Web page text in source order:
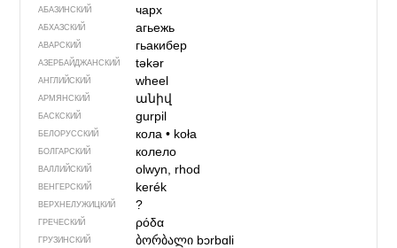
АБАЗИНСКИЙ чарх
АБХАЗСКИЙ агьежь
АВАРСКИЙ гьакибер
АЗЕРБАЙДЖАН­СКИЙ təkər
АНГЛИЙСКИЙ wheel
АРМЯНСКИЙ անիվ
БАСКСКИЙ gurpil
БЕЛОРУССКИЙ кола• koła
БОЛГАРСКИЙ колело
ВАЛЛИЙСКИЙ olwyn, rhod
ВЕНГЕРСКИЙ kerék
ВЕРХНЕЛУЖИЦКИЙ ?
ГРЕЧЕСКИЙ ρόδα
ГРУЗИНСКИЙ ბორბალი bɔrbɑli